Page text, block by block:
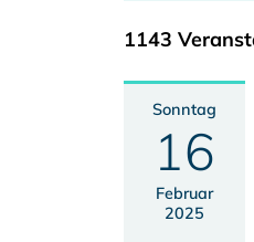
1143
Sonntag
16
Februar
2025